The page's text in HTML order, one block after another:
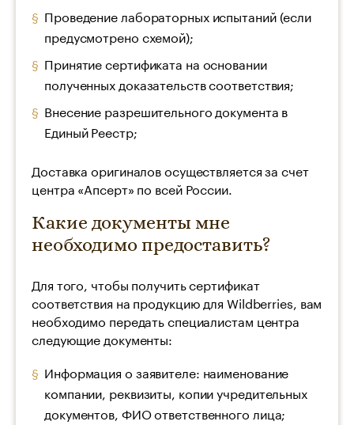
Проведение лабораторных испытаний (если
предусмотрено схемой);
Принятие сертификата на основании
полученных доказательств соответствия;
Внесение разрешительного документа в
Единый Реестр;
Доставка оригиналов осуществляется за счет
центра «Апсерт» по всей России.
Какие документы мне
необходимо предоставить?
Для того, чтобы получить сертификат
соответствия на продукцию для Wildberries, вам
необходимо передать специалистам центра
следующие документы:
Информация о заявителе: наименование
компании, реквизиты, копии учредительных
документов, ФИО ответственного лица;